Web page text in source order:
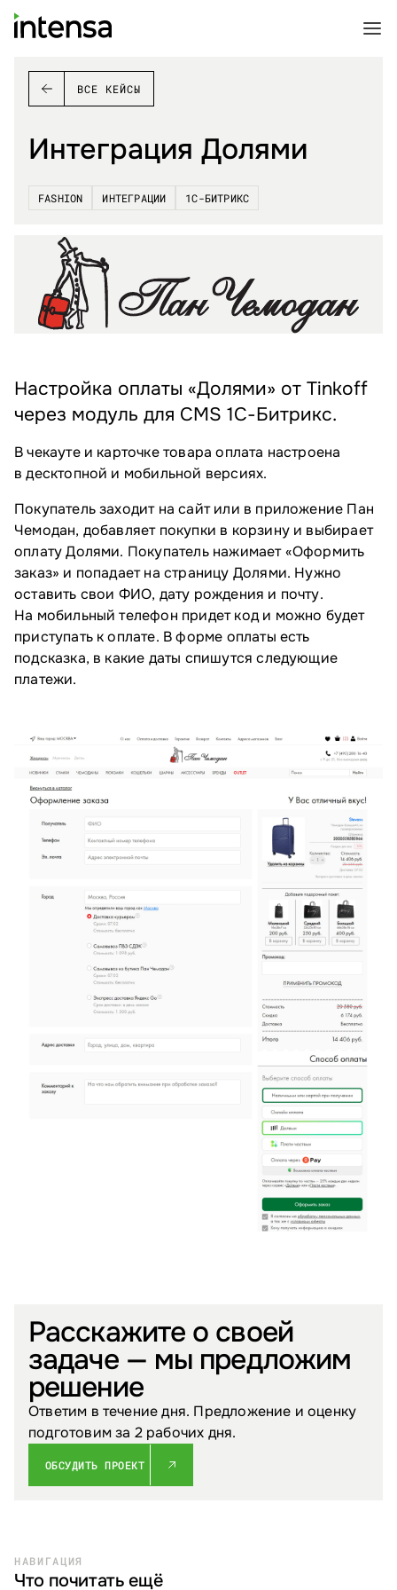
ВСЕ КЕЙСЫ
Интеграция Долями
FASHION ИНТЕГРАЦИИ 1С-БИТРИКС
Настройка оплаты «Долями» от Tinkoff
через модуль для CMS 1С-Битрикс.
В чекауте и карточке товара оплата настроена
в десктопной и мобильной версиях.
Покупатель заходит на сайт или в приложение Пан
Чемодан, добавляет покупки в корзину и выбирает
оплату Долями. Покупатель нажимает «Оформить
заказ» и попадает на страницу Долями. Нужно
оставить свои ФИО, дату рождения и почту.
На мобильный телефон придет код и можно будет
приступать к оплате. В форме оплаты есть
подсказка, в какие даты спишутся следующие
платежи.
Расскажите о своей
задаче — мы предложим
решение
Ответим в течение дня. Предложение и оценку
подготовим за 2 рабочих дня.
ОБСУДИТЬ ПРОЕКТ
НАВИГАЦИЯ
Что почитать ещё